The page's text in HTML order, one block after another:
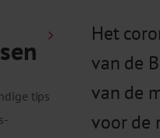
tips
Het
van de
van de
voor de